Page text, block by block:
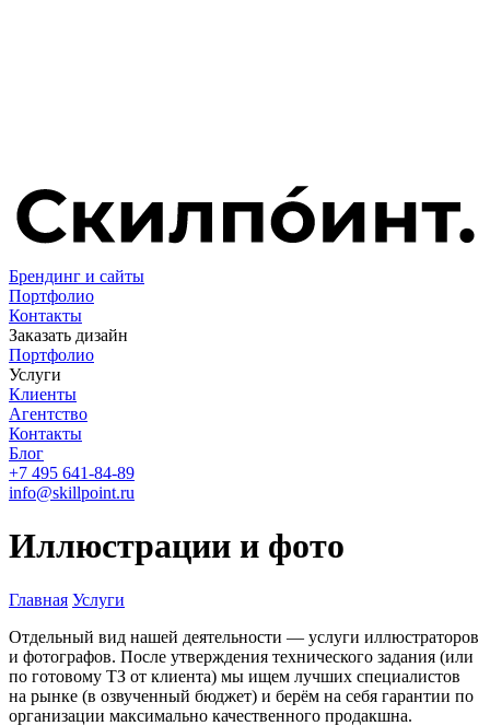
Брендинг и сайты
Портфолио
Контакты
Заказать дизайн
Портфолио
Услуги
Клиенты
Агентство
Контакты
Блог
+7 495 641-84-89
info@skillpoint.ru
Иллюстрации и фото
Главная Услуги
Отдельный вид нашей деятельности — услуги иллюстраторов
и фотографов. После утверждения технического задания (или
по готовому ТЗ от клиента) мы ищем лучших специалистов
на рынке (в озвученный бюджет) и берём на себя гарантии по
организации максимально качественного продакшна.